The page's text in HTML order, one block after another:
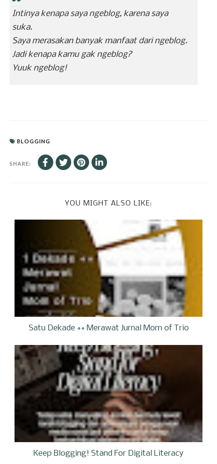
Intinya kenapa saya ngeblog, karena saya
suka.
Saya merasakan banyak manfaat dari ngeblog.
Jadi kenapa kamu gak ngeblog?
Yuuk ngeblog!
BLOGGING
SHARE:
YOU MIGHT ALSO LIKE:
Satu Dekade ++ Merawat Jurnal Mom of Trio
Keep Blogging! Stand For Digital Literacy